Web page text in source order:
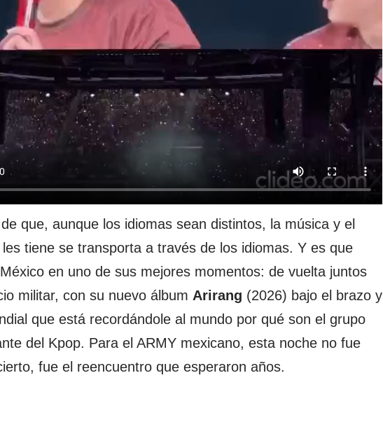
que, aunque los idiomas sean distintos, la música y el
tiene se transporta a través de los idiomas. Y es que
en uno de sus mejores momentos: de vuelta juntos
militar, con su nuevo álbum Arirang (2026) bajo el brazo y
que está recordándole al mundo por qué son el grupo
del Kpop. Para el ARMY mexicano, esta noche no fue
fue el reencuentro que esperaron años.